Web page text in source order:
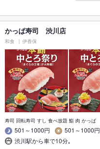
かっぱ寿司 渋川店
和食 伊香保
寿司 回転寿司 すし 食べ放題 鮨 肉 かっぱ
501～1000円
501～1000円
渋川駅から車で10分｡